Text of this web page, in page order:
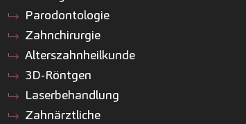
Parodontologie
Zahnchirurgie
Alterszahnheilkunde
3D-Röntgen
Laserbehandlung
Zahnärztliche